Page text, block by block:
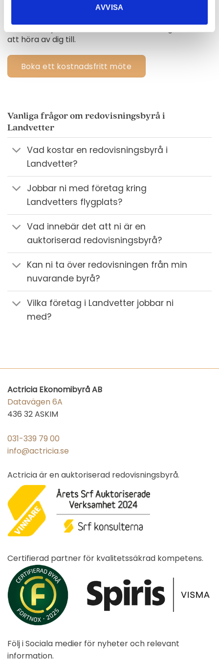
AVVISA
redas ut, samtidigt som det mesta sköts digitalt.
eller i Mölnlycke har du samma redovisningskonsult
att höra av dig till.
Boka ett kostnadsfritt möte
Vanliga frågor om redovisningsbyrå i
Landvetter
Vad kostar en redovisningsbyrå i
Landvetter?
Jobbar ni med företag kring
Landvetters flygplats?
Vad innebär det att ni är en
auktoriserad redovisningsbyrå?
Kan ni ta över redovisningen från min
nuvarande byrå?
Vilka företag i Landvetter jobbar ni
med?
Actricia Ekonomibyrå AB
Datavägen 6A
436 32 ASKIM
031-339 79 00
info@actricia.se
Actricia är en auktoriserad redovisningsbyrå.
Certifierad partner för kvalitetssäkrad kompetens.
Följ i Sociala medier för nyheter och relevant
information.